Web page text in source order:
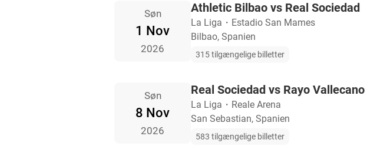
Søn
1 Nov
2026
Athletic Bilbao vs Real Sociedad
La Liga ・ Estadio San Mames
Bilbao, Spanien
315 tilgængelige billetter
Søn
8 Nov
2026
Real Sociedad vs Rayo Vallecano
La Liga ・ Reale Arena
San Sebastian, Spanien
583 tilgængelige billetter